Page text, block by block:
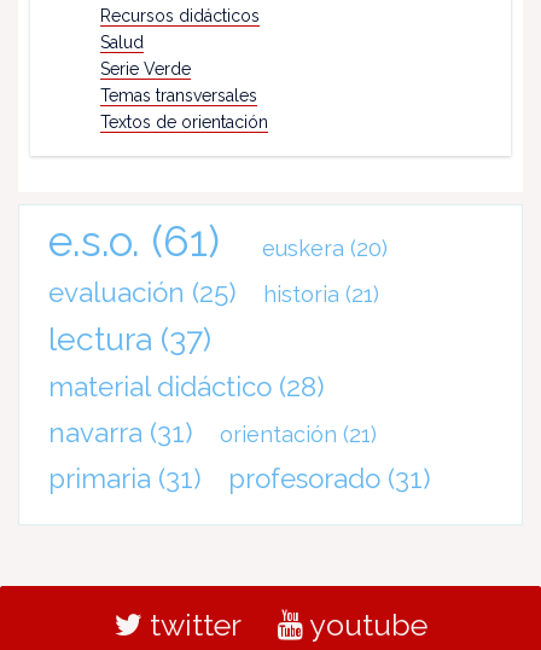
Recursos didácticos
Salud
Serie Verde
Temas transversales
Textos de orientación
e.s.o. (61) euskera (20)
evaluación (25) historia (21)
lectura (37)
material didáctico (28)
navarra (31) orientación (21)
primaria (31) profesorado (31)
twitter youtube